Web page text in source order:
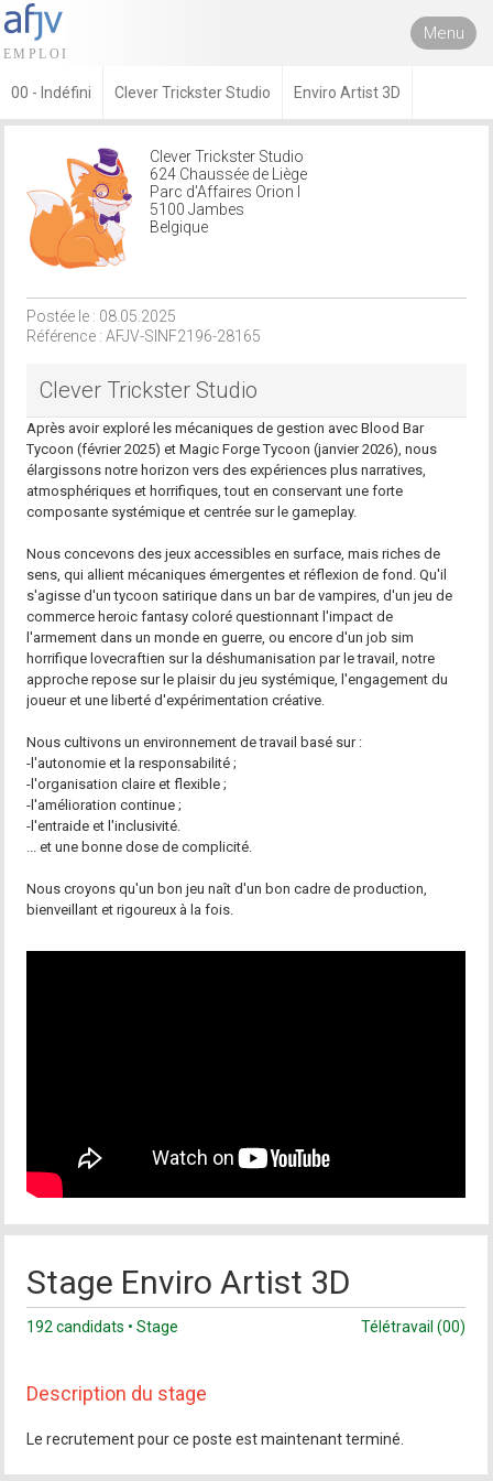
Menu
00 - Indéfini Clever Trickster Studio Enviro Artist 3D
Clever Trickster Studio
624 Chaussée de Liège
Parc d'Affaires Orion I
5100 Jambes
Belgique
Postée le : 08.05.2025
Référence : AFJV-SINF2196-28165
Clever Trickster Studio
Après avoir exploré les mécaniques de gestion avec Blood Bar
Tycoon (février 2025) et Magic Forge Tycoon (janvier 2026), nous
élargissons notre horizon vers des expériences plus narratives,
atmosphériques et horrifiques, tout en conservant une forte
composante systémique et centrée sur le gameplay.
Nous concevons des jeux accessibles en surface, mais riches de
sens, qui allient mécaniques émergentes et réflexion de fond. Qu'il
s'agisse d'un tycoon satirique dans un bar de vampires, d'un jeu de
commerce heroic fantasy coloré questionnant l'impact de
l'armement dans un monde en guerre, ou encore d'un job sim
horrifique lovecraftien sur la déshumanisation par le travail, notre
approche repose sur le plaisir du jeu systémique, l'engagement du
joueur et une liberté d'expérimentation créative.
Nous cultivons un environnement de travail basé sur :
-l'autonomie et la responsabilité ;
-l'organisation claire et flexible ;
-l'amélioration continue ;
-l'entraide et l'inclusivité.
... et une bonne dose de complicité.
Nous croyons qu'un bon jeu naît d'un bon cadre de production,
bienveillant et rigoureux à la fois.
Stage Enviro Artist 3D
192 candidats • Stage Télétravail (00)
Description du stage
Le recrutement pour ce poste est maintenant terminé.